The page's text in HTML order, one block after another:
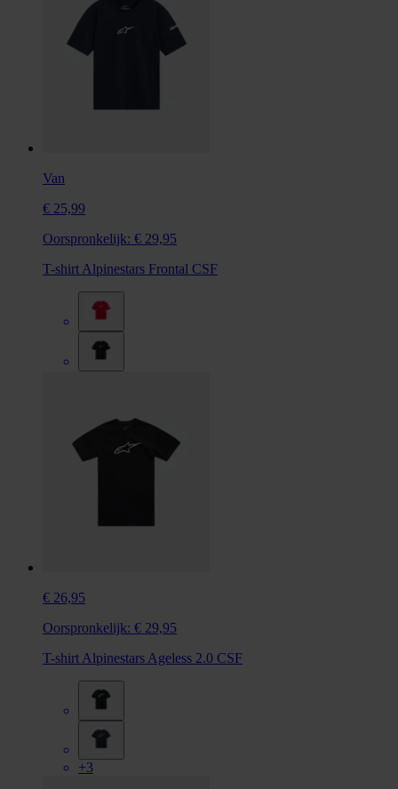
Van
€ 25,99
Oorspronkelijk: € 29,95
T-shirt Alpinestars Frontal CSF
€ 26,95
Oorspronkelijk: € 29,95
T-shirt Alpinestars Ageless 2.0 CSF
+3